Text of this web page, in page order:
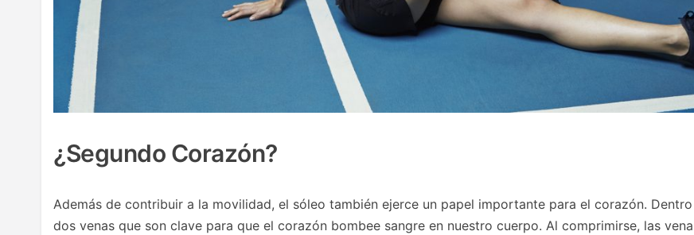
¿Segundo Corazón?
Además de contribuir a la movilidad, el sóleo también ejerce un papel importante para el corazón.
dos venas que son clave para que el corazón bombee sangre en nuestro cuerpo. Al comprimirse, las